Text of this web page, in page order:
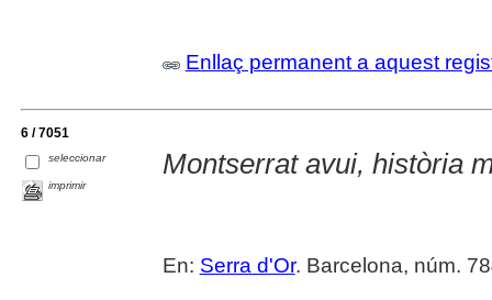
Enllaç permanent a aquest
6 / 7051
seleccionar
imprimir
Montserrat avui, història
En: Serra d'Or. Barcelona, núm.